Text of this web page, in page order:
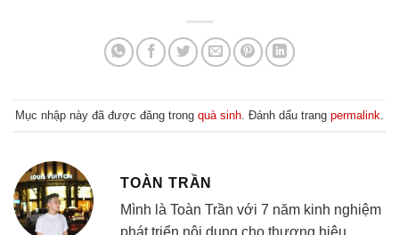
Mục nhập này đã được đăng trong quà sinh . Đánh dấu trang permalink
TOÀN TRẦN
Mình là Toàn Trần với 7 năm kinh nghiệm